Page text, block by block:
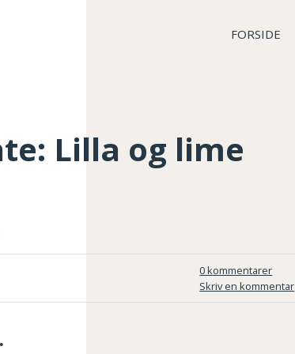
FORSIDE
Lilla og lime
0 kommentarer
Skriv en kommentar